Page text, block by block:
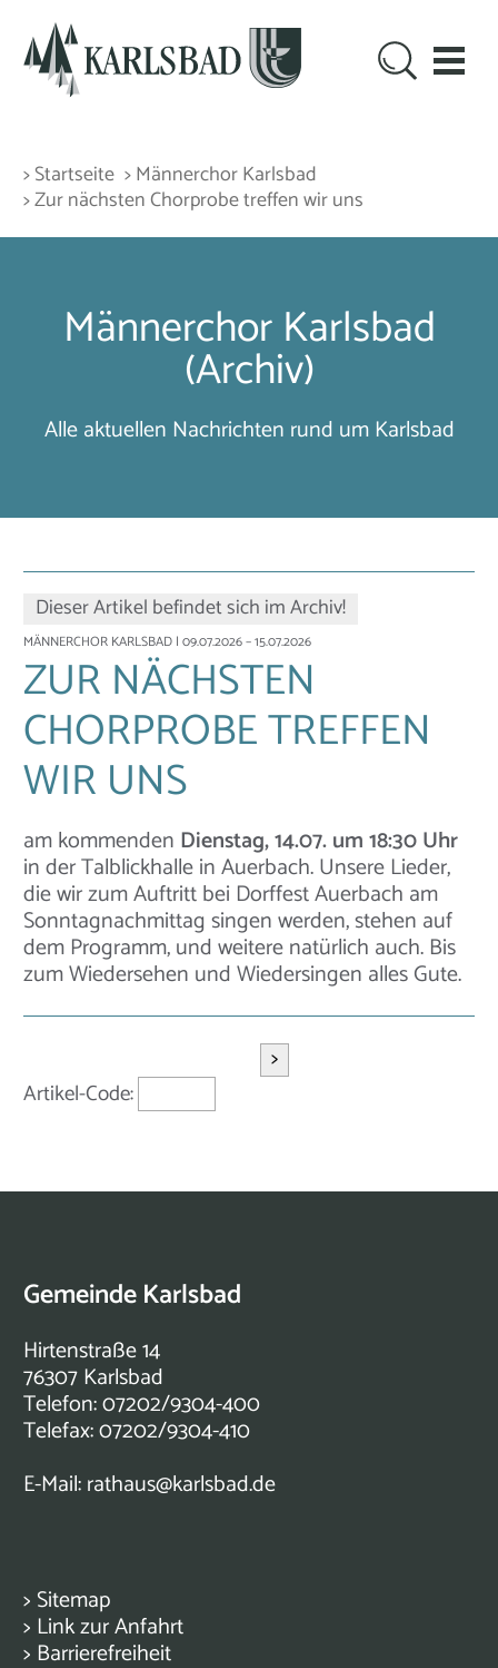
> Startseite > Männerchor Karlsbad
> Zur nächsten Chorprobe treffen wir uns
Männerchor Karlsbad
(Archiv)
Alle aktuellen Nachrichten rund um Karlsbad
Dieser Artikel befindet sich im Archiv!
MÄNNERCHOR KARLSBAD | 09.07.2026 – 15.07.2026
ZUR NÄCHSTEN
CHORPROBE TREFFEN
WIR UNS
am kommenden Dienstag, 14.07. um 18:30 Uhr
in der Talblickhalle in Auerbach. Unsere Lieder,
die wir zum Auftritt bei Dorffest Auerbach am
Sonntagnachmittag singen werden, stehen auf
dem Programm, und weitere natürlich auch. Bis
zum Wiedersehen und Wiedersingen alles Gute.
Artikel-Code:
>
Gemeinde Karlsbad
Hirtenstraße 14
76307 Karlsbad
Telefon: 07202/9304-400
Telefax: 07202/9304-410
E-Mail:rathaus@karlsbad.de
> Sitemap
> Link zur Anfahrt
> Barrierefreiheit